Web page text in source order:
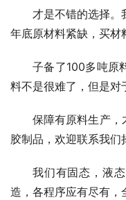
才是不错的选择。
年底原材料紧缺，买材
子备了100多吨原
料不是很难了，但是对
保障有原料生产，
胶制品，欢迎联系我们
我们有固态，液
造，各程序应有尽有，